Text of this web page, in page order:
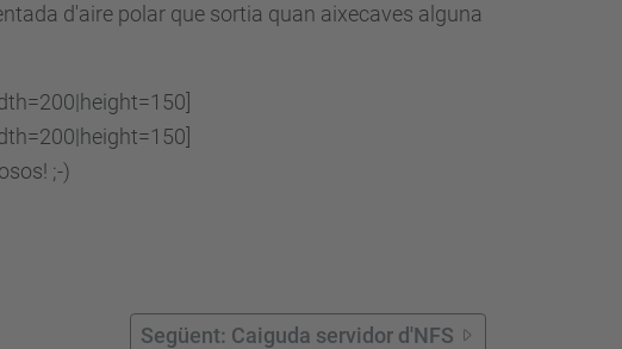
d'aire polar que sortia quan aixecaves alguna
;-)
Següent: Caiguda servidor d'NFS